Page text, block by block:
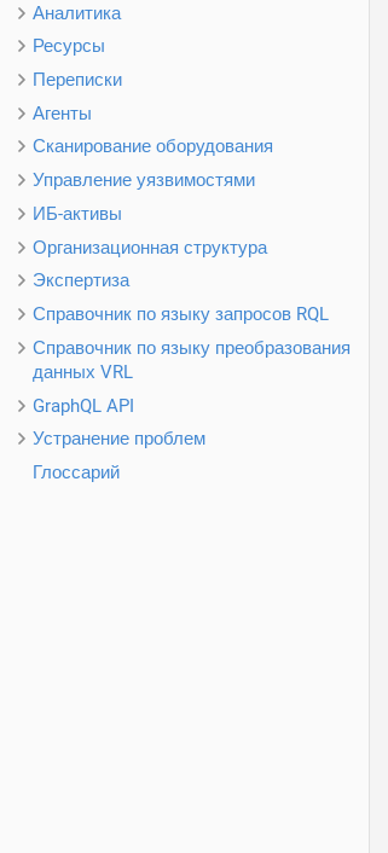
Аналитика
Ресурсы
Переписки
Агенты
Сканирование оборудования
Управление уязвимостями
ИБ-активы
Организационная структура
Экспертиза
Справочник по языку запросов RQL
Справочник по языку преобразования
данных VRL
GraphQL API
Устранение проблем
Глоссарий